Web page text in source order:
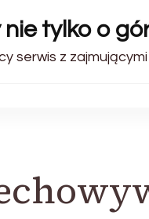
nie tylko o
serwis z